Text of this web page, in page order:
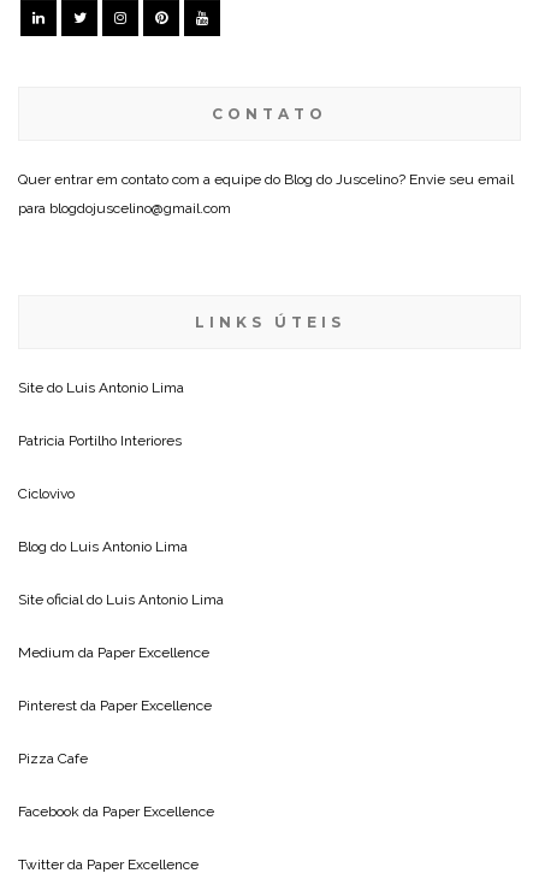
CONTATO
Quer entrar em contato com a equipe do Blog do Juscelino? Envie seu email
para blogdojuscelino@gmail.com
LINKS ÚTEIS
Site do Luis Antonio Lima
Patricia Portilho Interiores
Ciclovivo
Blog do Luis Antonio Lima
Site oficial do Luis Antonio Lima
Medium da Paper Excellence
Pinterest da Paper Excellence
Pizza Cafe
Facebook da Paper Excellence
Twitter da Paper Excellence